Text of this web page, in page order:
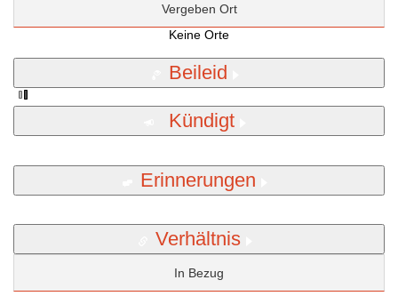
Vergeben Ort
Keine Orte
Beileid
Kündigt
Erinnerungen
Verhältnis
In Bezug